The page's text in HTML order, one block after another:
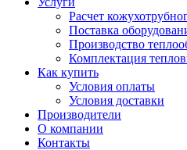
Расчет
Поставка
Производство
Комплектация
Как купить
Условия оплаты
Условия доставки
Производители
О компании
Контакты